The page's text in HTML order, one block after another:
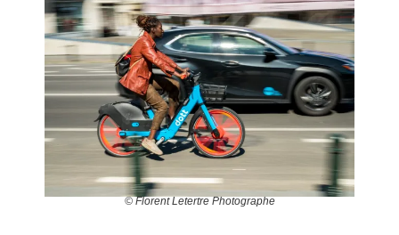
© Florent Letertre Photographe